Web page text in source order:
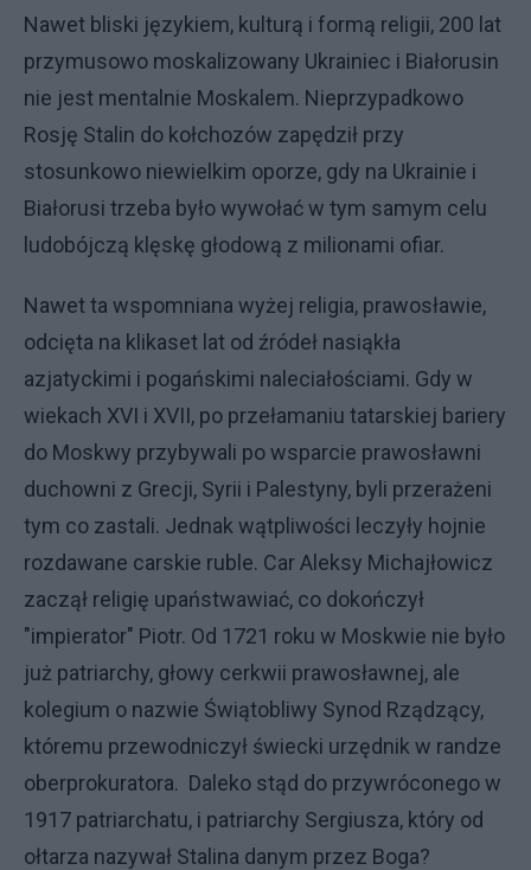
Nawet bliski językiem, kulturą i formą religii, 200 lat
przymusowo moskalizowany Ukrainiec i Białorusin
nie jest mentalnie Moskalem. Nieprzypadkowo
Rosję Stalin do kołchozów zapędził przy
stosunkowo niewielkim oporze, gdy na Ukrainie i
Białorusi trzeba było wywołać w tym samym celu
ludobójczą klęskę głodową z milionami ofiar.
Nawet ta wspomniana wyżej religia, prawosławie,
odcięta na klikaset lat od źródeł nasiąkła
azjatyckimi i pogańskimi naleciałościami. Gdy w
wiekach XVI i XVII, po przełamaniu tatarskiej bariery
do Moskwy przybywali po wsparcie prawosławni
duchowni z Grecji, Syrii i Palestyny, byli przerażeni
tym co zastali. Jednak wątpliwości leczyły hojnie
rozdawane carskie ruble. Car Aleksy Michajłowicz
zaczął religię upaństwawiać, co dokończył
"impierator" Piotr. Od 1721 roku w Moskwie nie było
już patriarchy, głowy cerkwii prawosławnej, ale
kolegium o nazwie Świątobliwy Synod Rządzący,
któremu przewodniczył świecki urzędnik w randze
oberprokuratora. Daleko stąd do przywróconego w
1917 patriarchatu, i patriarchy Sergiusza, który od
ołtarza nazywał Stalina danym przez Boga?